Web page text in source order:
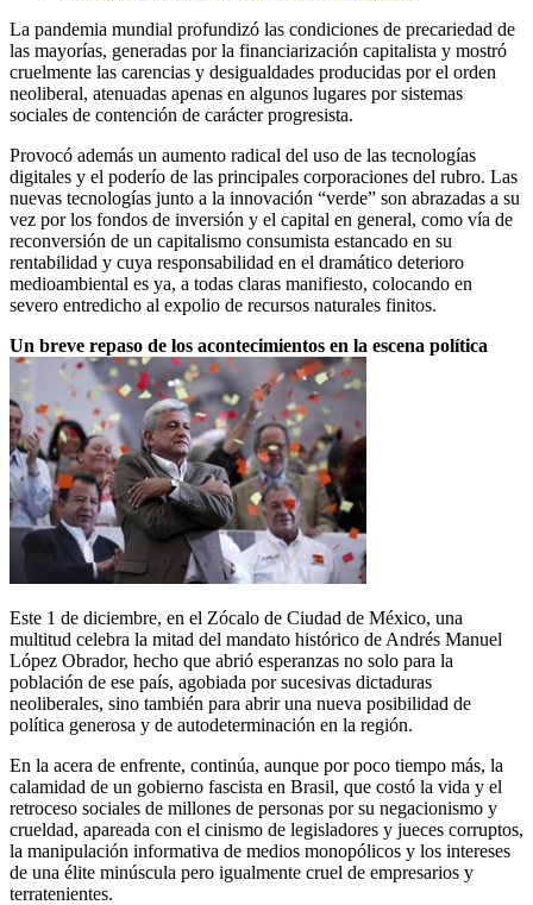
La pandemia mundial profundizó las condiciones de precariedad de
las mayorías, generadas por la financiarización capitalista y mostró
cruelmente las carencias y desigualdades producidas por el orden
neoliberal, atenuadas apenas en algunos lugares por sistemas
sociales de contención de carácter progresista.
Provocó además un aumento radical del uso de las tecnologías
digitales y el poderío de las principales corporaciones del rubro. Las
nuevas tecnologías junto a la innovación “verde” son abrazadas a su
vez por los fondos de inversión y el capital en general, como vía de
reconversión de un capitalismo consumista estancado en su
rentabilidad y cuya responsabilidad en el dramático deterioro
medioambiental es ya, a todas claras manifiesto, colocando en
severo entredicho al expolio de recursos naturales finitos.
Un breve repaso de los acontecimientos en la escena política
Este 1 de diciembre, en el Zócalo de Ciudad de México, una
multitud celebra la mitad del mandato histórico de Andrés Manuel
López Obrador, hecho que abrió esperanzas no solo para la
población de ese país, agobiada por sucesivas dictaduras
neoliberales, sino también para abrir una nueva posibilidad de
política generosa y de autodeterminación en la región.
En la acera de enfrente, continúa, aunque por poco tiempo más, la
calamidad de un gobierno fascista en Brasil, que costó la vida y el
retroceso sociales de millones de personas por su negacionismo y
crueldad, apareada con el cinismo de legisladores y jueces corruptos,
la manipulación informativa de medios monopólicos y los intereses
de una élite minúscula pero igualmente cruel de empresarios y
terratenientes.